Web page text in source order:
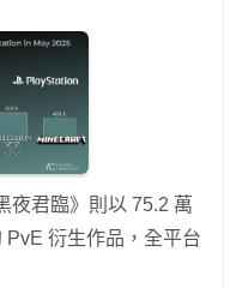
夜君臨》則以 75.2 萬
衍生作品，全平台